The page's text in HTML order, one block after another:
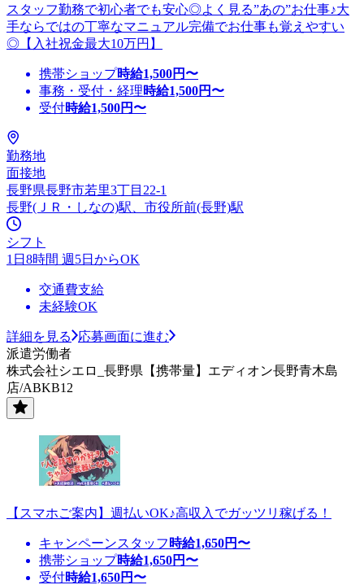
スタッフ勤務で初心者でも安心◎よく見る”あの”お仕事♪大
手ならではの丁寧なマニュアル完備でお仕事も覚えやすい
◎【入社祝金最大10万円】
携帯ショップ時給1,500円〜
事務・受付・経理時給1,500円〜
受付時給1,500円〜
勤務地
面接地
長野県長野市若里3丁目22-1
長野(ＪＲ・しなの)駅、市役所前(長野)駅
シフト
1日8時間 週5日からOK
交通費支給
未経験OK
詳細を見る
応募画面に進む
派遣労働者
株式会社シエロ_長野県【携帯量】エディオン長野青木島
店/ABKB12
【スマホご案内】週払いOK♪高収入でガッツリ稼げる！
キャンペーンスタッフ 時給1,650円〜
携帯ショップ時給1,650円〜
受付時給1,650円〜